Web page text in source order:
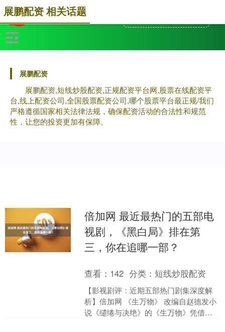
展鹏配资
展鹏配资,短线炒股配资,正规配资平台网,股票在线配资平
台,线上配资公司,全国股票配资公司,哪个股票平台最正规/我们
严格遵循国家相关法律法规，确保配资活动的合法性和规范
性，让您的投资更加有保障。
展鹏配资 相关话题
倍加网 最近最热门的五部电
视剧，《黑白局》排在第
三，你在追哪一部？
查看： 142 分类： 短线炒股配资
【影视剧评：近期五部热门剧集深度解
析】倍加网 《生万物》 改编自赵德发小
说《缱绻与决绝》的《生万物》凭借杨